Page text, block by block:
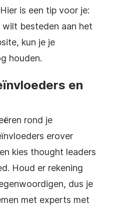
Hier is een tip voor je:
wilt besteden aan het
kun je je
houden.
en
rond je
erover
kies thought leaders
Houd er rekening
dus je
met experts met